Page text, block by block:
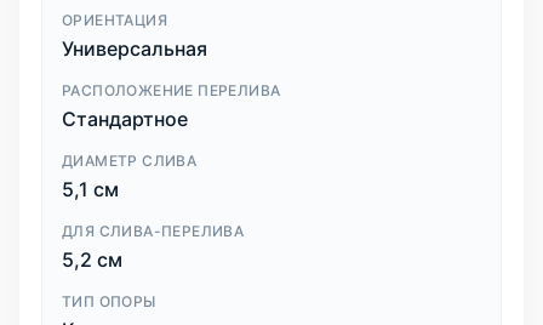
ОРИЕНТАЦИЯ
Универсальная
РАСПОЛОЖЕНИЕ ПЕРЕЛИВА
Стандартное
ДИАМЕТР СЛИВА
5,1 см
ДЛЯ СЛИВА-ПЕРЕЛИВА
5,2 см
ТИП ОПОРЫ